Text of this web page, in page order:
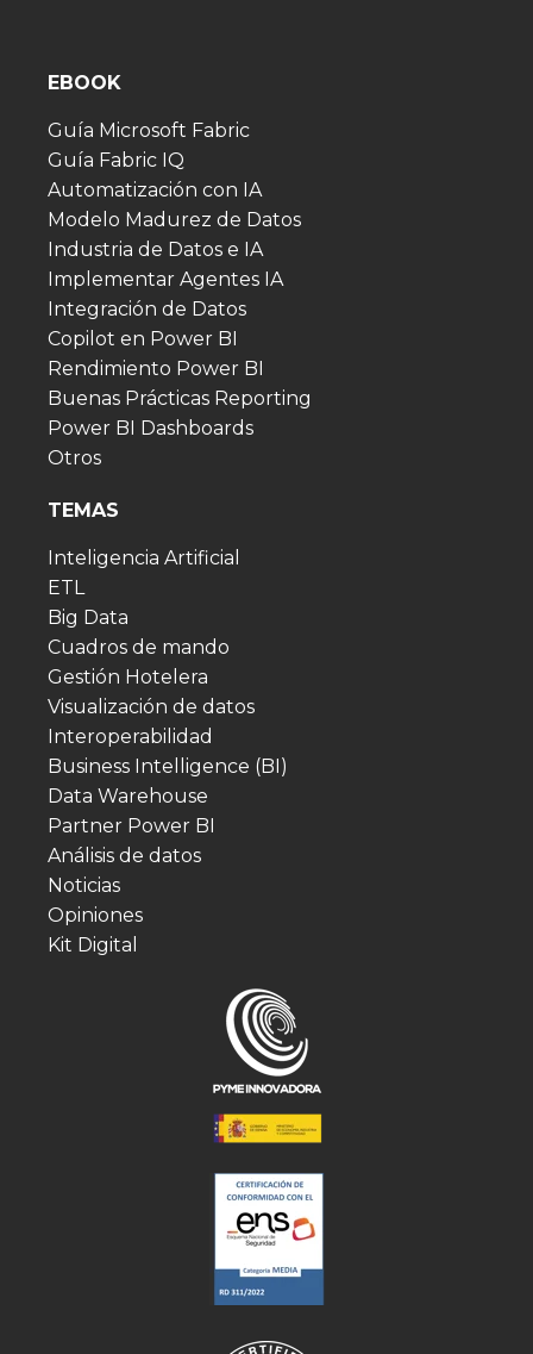
EBOOK
Guía Microsoft Fabric
Guía Fabric IQ
Automatización con IA
Modelo Madurez de Datos
Industria de Datos e IA
Implementar Agentes IA
Integración de Datos
Copilot en Power BI
Rendimiento Power BI
Buenas Prácticas Reporting
Power BI Dashboards
Otros
TEMAS
Inteligencia Artificial
ETL
Big Data
Cuadros de mando
Gestión Hotelera
Visualización de datos
Interoperabilidad
Business Intelligence (BI)
Data Warehouse
Partner Power BI
Análisis de datos
Noticias
Opiniones
Kit Digital